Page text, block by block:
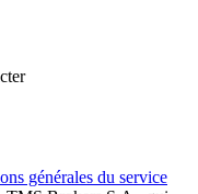
générales du service